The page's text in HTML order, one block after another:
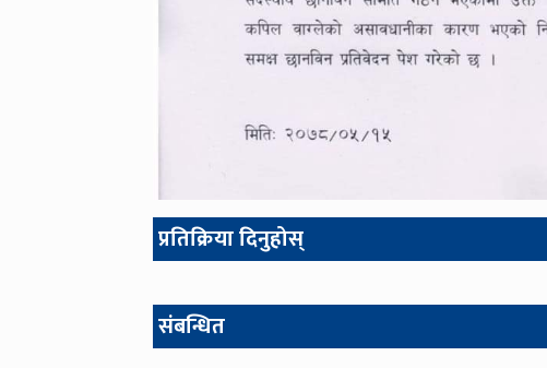
प्रतिक्रिया दिनुहोस्
संबन्धित